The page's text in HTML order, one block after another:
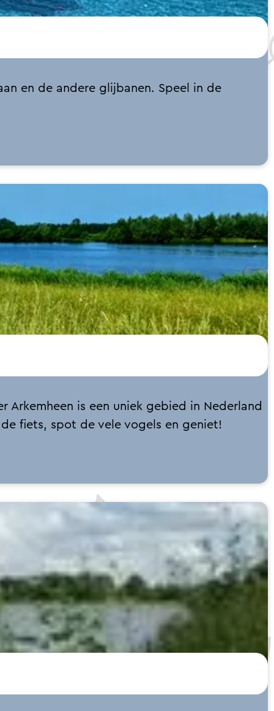
en de andere glijbanen. Speel in de
is een uniek gebied in Nederland
fiets, spot de vele vogels en geniet!